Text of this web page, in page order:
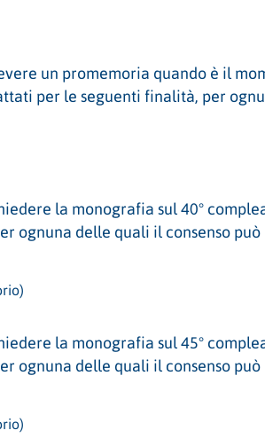
un promemoria quando è il
per le seguenti finalità, per
la monografia sul 40°
ognuna delle quali il consenso
la monografia sul 45°
ognuna delle quali il consenso